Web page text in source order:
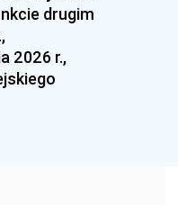
1979
drugim
2026 r.,